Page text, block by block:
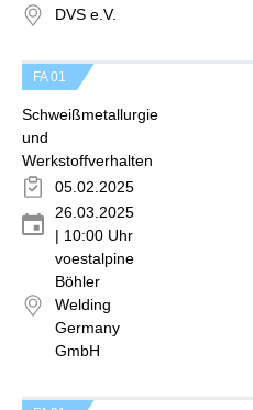
DVS e.V.
FA 01
Schweißmetallurgie
und
Werkstoffverhalten
05.02.2025
26.03.2025
| 10:00 Uhr
voestalpine
Böhler
Welding
Germany
GmbH